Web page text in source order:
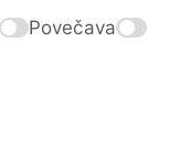
Povečava